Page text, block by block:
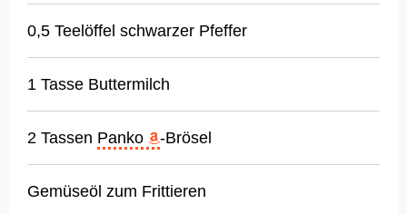
0,5 Teelöffel schwarzer Pfeffer
1 Tasse Buttermilch
2 Tassen Panko -Brösel
Gemüseöl zum Frittieren